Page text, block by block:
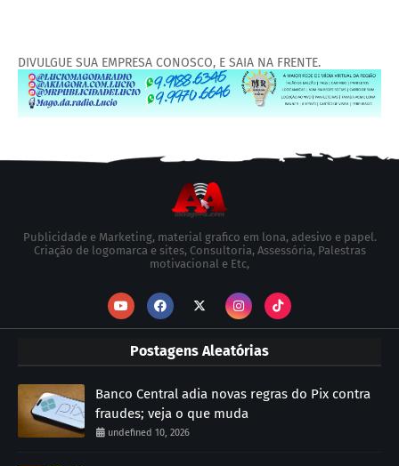
DIVULGUE SUA EMPRESA CONOSCO, E SAIA NA FRENTE.
Publicidade e Marketing, material grafico em lona, adesivo e papel.
Criação de logomarca e sites, Consultoria, Assessória, Palestras
motivacional e Etc,
Postagens Aleatórias
Banco Central adia novas regras do Pix contra
fraudes; veja o que muda
undefined 10, 2026